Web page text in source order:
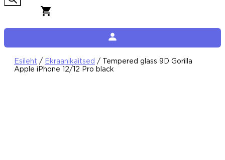
Esileht / Ekraanikaitsed / Tempered glass 9D Gorilla
Apple iPhone 12/12 Pro black